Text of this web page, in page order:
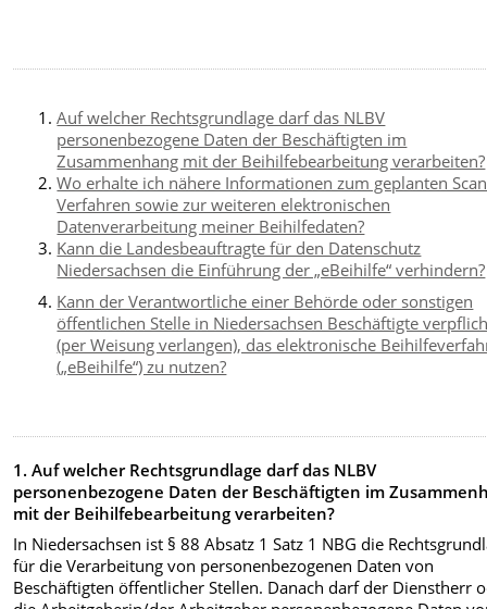
Auf welcher Rechtsgrundlage darf das NLBV
personenbezogene Daten der Beschäftigten im
Zusammenhang mit der Beihilfebearbeitung verarbeiten?
Wo erhalte ich nähere Informationen zum geplanten
Verfahren sowie zur weiteren elektronischen
Datenverarbeitung meiner Beihilfedaten?
Kann die Landesbeauftragte für den Datenschutz
Niedersachsen die Einführung der „eBeihilfe“ verhindern?
Kann der Verantwortliche einer Behörde oder sonstigen
öffentlichen Stelle in Niedersachsen Beschäftigte
(per Weisung verlangen), das elektronische
(„eBeihilfe“) zu nutzen?
1. Auf welcher Rechtsgrundlage darf das NLBV
personenbezogene Daten der Beschäftigten im
mit der Beihilfebearbeitung verarbeiten?
In Niedersachsen ist § 88 Absatz 1 Satz 1 NBG die
für die Verarbeitung von personenbezogenen Daten von
Beschäftigten öffentlicher Stellen. Danach darf der Dienstherr